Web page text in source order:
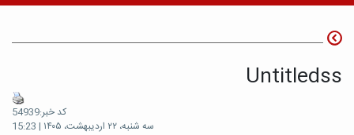
Untitledss
کد خبر:54939
سه شنبه، ۲۲ اردیبهشت، ۱۴۰۵ | 15:23